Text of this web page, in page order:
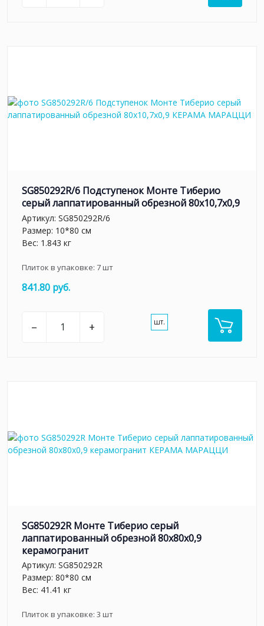
SG850292R/6 Подступенок Монте Тиберио
серый лаппатированный обрезной 80x10,7x0,9
Артикул: SG850292R/6
Размер: 10*80 см
Вес: 1.843 кг
Плиток в упаковке: 7шт
841.80 руб.
– + шт.
SG850292R Монте Тиберио серый
лаппатированный обрезной 80x80x0,9
керамогранит
Артикул: SG850292R
Размер: 80*80 см
Вес: 41.41 кг
Плиток в упаковке: 3 шт